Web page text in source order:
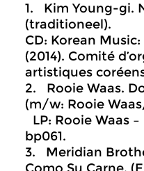
1. Kim Young-gi.
(traditioneel).
CD: Korean
(2014). Comité
artistiques
2. Rooie Waas.
(m/w: Rooie
LP: Rooie Waas
bp061.
3. Meridian